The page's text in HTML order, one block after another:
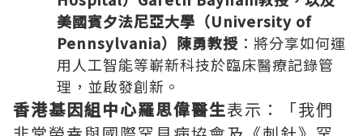
美國賓夕法尼亞大學（University of
Pennsylvania）陳勇教授 ：將分享如何運
用人工智能等嶄新科技於臨床醫療記錄管
理，並啟發創新。
香港基因組中心羅思偉醫生表示：「我們